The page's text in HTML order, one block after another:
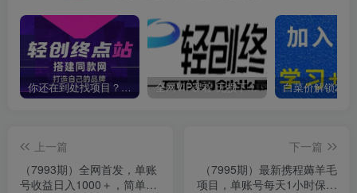
你还在到处找项目？还在当韭菜？我靠卖项目一个月收入5万+，曾经我也是个失败者。 全网VIP课程 无损下载~
上一篇
（7993期）全网首发，单账
号收益日入1000＋，简单粗
下一篇
（7995期）最新携程薅羊毛
项目，单账号每天1小时保底